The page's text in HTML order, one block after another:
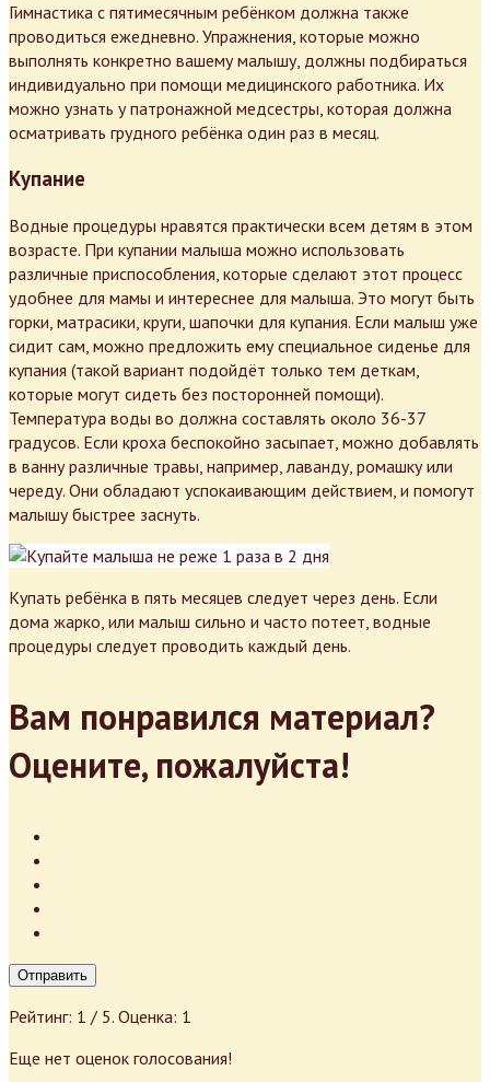
Гимнастика с пятимесячным ребёнком должна также
проводиться ежедневно. Упражнения, которые можно
выполнять конкретно вашему малышу, должны подбираться
индивидуально при помощи медицинского работника. Их
можно узнать у патронажной медсестры, которая должна
осматривать грудного ребёнка один раз в месяц.
Купание
Водные процедуры нравятся практически всем детям в этом
возрасте. При купании малыша можно использовать
различные приспособления, которые сделают этот процесс
удобнее для мамы и интереснее для малыша. Это могут быть
горки, матрасики, круги, шапочки для купания. Если малыш уже
сидит сам, можно предложить ему специальное сиденье для
купания (такой вариант подойдёт только тем деткам,
которые могут сидеть без посторонней помощи).
Температура воды во должна составлять около 36-37
градусов. Если кроха беспокойно засыпает, можно добавлять
в ванну различные травы, например, лаванду, ромашку или
череду. Они обладают успокаивающим действием, и помогут
малышу быстрее заснуть.
Купать ребёнка в пять месяцев следует через день. Если
дома жарко, или малыш сильно и часто потеет, водные
процедуры следует проводить каждый день.
Вам понравился материал?
Оцените, пожалуйста!
Отправить
Рейтинг: 1 / 5. Оценка: 1
Еще нет оценок голосования!